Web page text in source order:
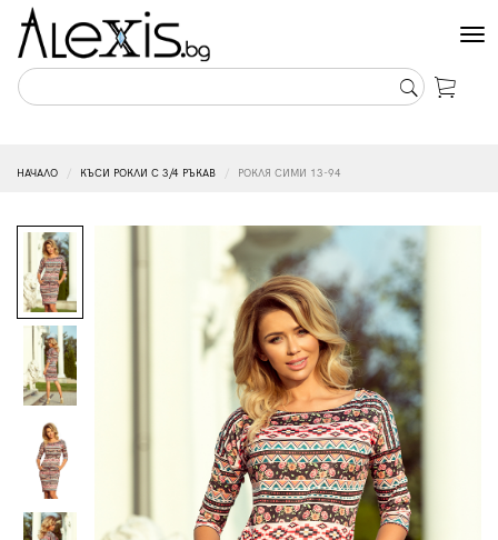
НАЧАЛО КЪСИ РОКЛИ С 3/4 РЪКАВ РОКЛЯ СИМИ 13-94